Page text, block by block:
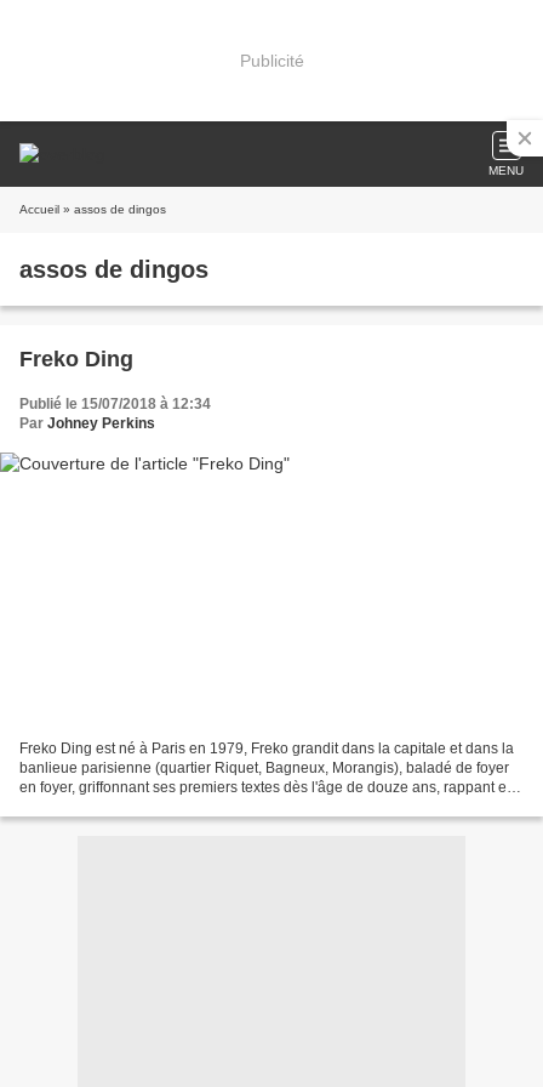
Publicité
MENU
Accueil » assos de dingos
assos de dingos
Freko Ding
Publié le 15/07/2018 à 12:34
Par Johney Perkins
Freko Ding est né à Paris en 1979, Freko grandit dans la capitale et dans la
banlieue parisienne (quartier Riquet, Bagneux, Morangis), baladé de foyer
en foyer, griffonnant ses premiers textes dès l'âge de douze ans, rappant en